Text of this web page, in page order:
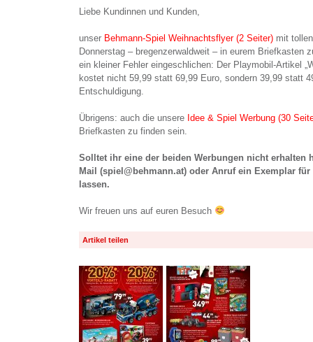
Liebe Kundinnen und Kunden,
unser Behmann-Spiel Weihnachtsflyer (2 Seiter) mit
Donnerstag – bregenzerwaldweit – in eurem Briefkasten
ein kleiner Fehler eingeschlichen: Der Playmobil-Artikel
kostet nicht 59,99 statt 69,99 Euro, sondern 39,99 statt
Entschuldigung.
Übrigens: auch die unsere Idee & Spiel Werbung (30
Briefkasten zu finden sein.
Solltet ihr eine der beiden Werbungen nicht erhalten
Mail (spiel@behmann.at) oder Anruf ein Exemplar
lassen.
Wir freuen uns auf euren Besuch
Artikel teilen